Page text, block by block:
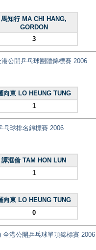
馬知行 MA CHI HANG,
GORDON
3
公開乒乓球團體錦標賽 2006
向東 LO HEUNG TUNG
1
乓球排名錦標賽 2006
譚洭倫 TAM HON LUN
1
向東 LO HEUNG TUNG
0
全港公開乒乓球單項錦標賽 2006